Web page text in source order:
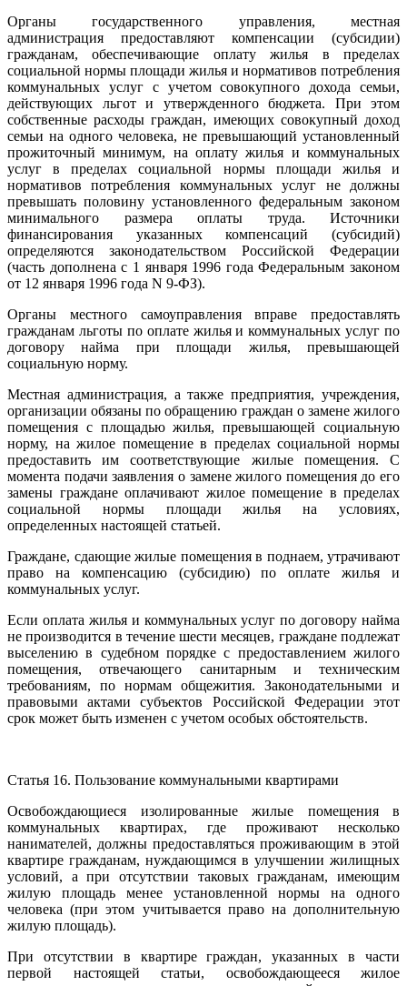
Органы государственного управления, местная
администрация предоставляют компенсации (субсидии)
гражданам, обеспечивающие оплату жилья в пределах
социальной нормы площади жилья и нормативов потребления
коммунальных услуг с учетом совокупного дохода семьи,
действующих льгот и утвержденного бюджета. При этом
собственные расходы граждан, имеющих совокупный доход
семьи на одного человека, не превышающий установленный
прожиточный минимум, на оплату жилья и коммунальных
услуг в пределах социальной нормы площади жилья и
нормативов потребления коммунальных услуг не должны
превышать половину установленного федеральным законом
минимального размера оплаты труда. Источники
финансирования указанных компенсаций (субсидий)
определяются законодательством Российской Федерации
(часть дополнена с 1 января 1996 года Федеральным законом
от 12 января 1996 года N 9-ФЗ).
Органы местного самоуправления вправе предоставлять
гражданам льготы по оплате жилья и коммунальных услуг по
договору найма при площади жилья, превышающей
социальную норму.
Местная администрация, а также предприятия, учреждения,
организации обязаны по обращению граждан о замене жилого
помещения с площадью жилья, превышающей социальную
норму, на жилое помещение в пределах социальной нормы
предоставить им соответствующие жилые помещения. С
момента подачи заявления о замене жилого помещения до его
замены граждане оплачивают жилое помещение в пределах
социальной нормы площади жилья на условиях,
определенных настоящей статьей.
Граждане, сдающие жилые помещения в поднаем, утрачивают
право на компенсацию (субсидию) по оплате жилья и
коммунальных услуг.
Если оплата жилья и коммунальных услуг по договору найма
не производится в течение шести месяцев, граждане подлежат
выселению в судебном порядке с предоставлением жилого
помещения, отвечающего санитарным и техническим
требованиям, по нормам общежития. Законодательными и
правовыми актами субъектов Российской Федерации этот
срок может быть изменен с учетом особых обстоятельств.
Статья 16. Пользование коммунальными квартирами
Освобождающиеся изолированные жилые помещения в
коммунальных квартирах, где проживают несколько
нанимателей, должны предоставляться проживающим в этой
квартире гражданам, нуждающимся в улучшении жилищных
условий, а при отсутствии таковых гражданам, имеющим
жилую площадь менее установленной нормы на одного
человека (при этом учитывается право на дополнительную
жилую площадь).
При отсутствии в квартире граждан, указанных в части
первой настоящей статьи, освобождающееся жилое